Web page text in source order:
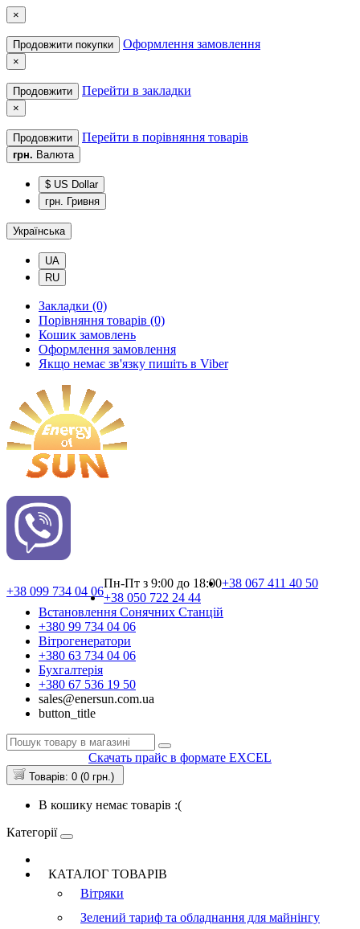
×
Продовжити покупки Оформлення замовлення
×
Продовжити Перейти в закладки
×
Продовжити Перейти в порівняння товарів
грн. Валюта
$ US Dollar
грн. Гривня
Українська
UA
RU
Закладки (0)
Порівняння товарів (0)
Кошик замовлень
Оформлення замовлення
Якщо немає зв'язку пишіть в Viber
+38 099 734 04 06
Пн-Пт з 9:00 до 18:00+38 067 411 40 50
+38 050 722 24 44
Встановлення Сонячних Cтанцій
+380 99 734 04 06
Вітрогенератори
+380 63 734 04 06
Бухгалтерія
+380 67 536 19 50
sales@enersun.com.ua
button_title
Скачать прайс в формате EXCEL
Товарів: 0 (0 грн.)
В кошику немає товарів :(
Категорії
КАТАЛОГ ТОВАРІВ
Вітряки
Зелений тариф та обладнання для майнінгу